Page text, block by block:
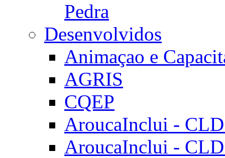
Pedra
Desenvolvidos
Animaçao e
AGRIS
CQEP
AroucaInclui -
AroucaInclui -